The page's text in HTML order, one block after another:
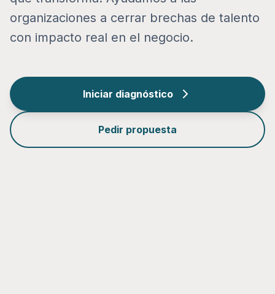
organizaciones a cerrar brechas de talento
con impacto real en el negocio.
Iniciar diagnóstico
Pedir propuesta